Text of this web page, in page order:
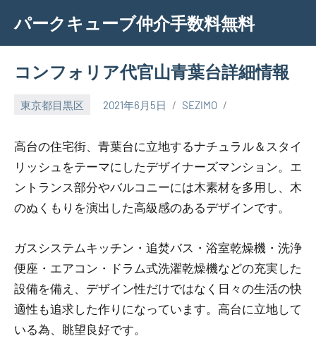
content
パークキューブ仲介手数料無料
コンフォリア代官山青葉台詳細情報
東京都目黒区 2021年6月5日 SEZIMO
高台の住宅街、青葉台に立地するナチュラル＆スタイ
リッシュをテーマにしたデザイナーズマンション。エ
ントランス部分やバルコニーには木素材を多用し、木
のぬくもりを演出した高級感のあるデザインです。
ガスシステムキッチン・追焚バス・浴室乾燥機・洗浄
便座・エアコン・ドラム式洗濯乾燥機などの充実した
設備を備え、デザイン性だけではなく日々の生活の快
適性も追求した作りになっています。高台に立地して
いる為、眺望良好です。